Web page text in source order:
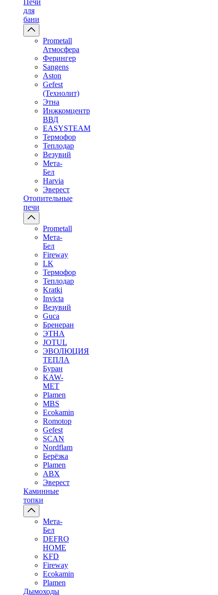
Печи
для
бани
Prometall
Атмосфера
Ферингер
Sangens
Aston
Gefest
(Технолит)
Этна
Инжкомцентр
ВВД
EASYSTEAM
Термофор
Теплодар
Везувий
Мета-
Бел
Harvia
Эверест
Отопительные
печи
Prometall
Мета-
Бел
Fireway
LK
Термофор
Теплодар
Kratki
Invicta
Везувий
Guca
Бренеран
ЭТНА
JOTUL
ЭВОЛЮЦИЯ
ТЕПЛА
Буран
KAW-
MET
Plamen
MBS
Ecokamin
Romotop
Gefest
SCAN
Nordflam
Берёзка
Plamen
ABX
Эверест
Каминные
топки
Мета-
Бел
DEFRO
HOME
KFD
Fireway
Ecokamin
Plamen
Дымоходы